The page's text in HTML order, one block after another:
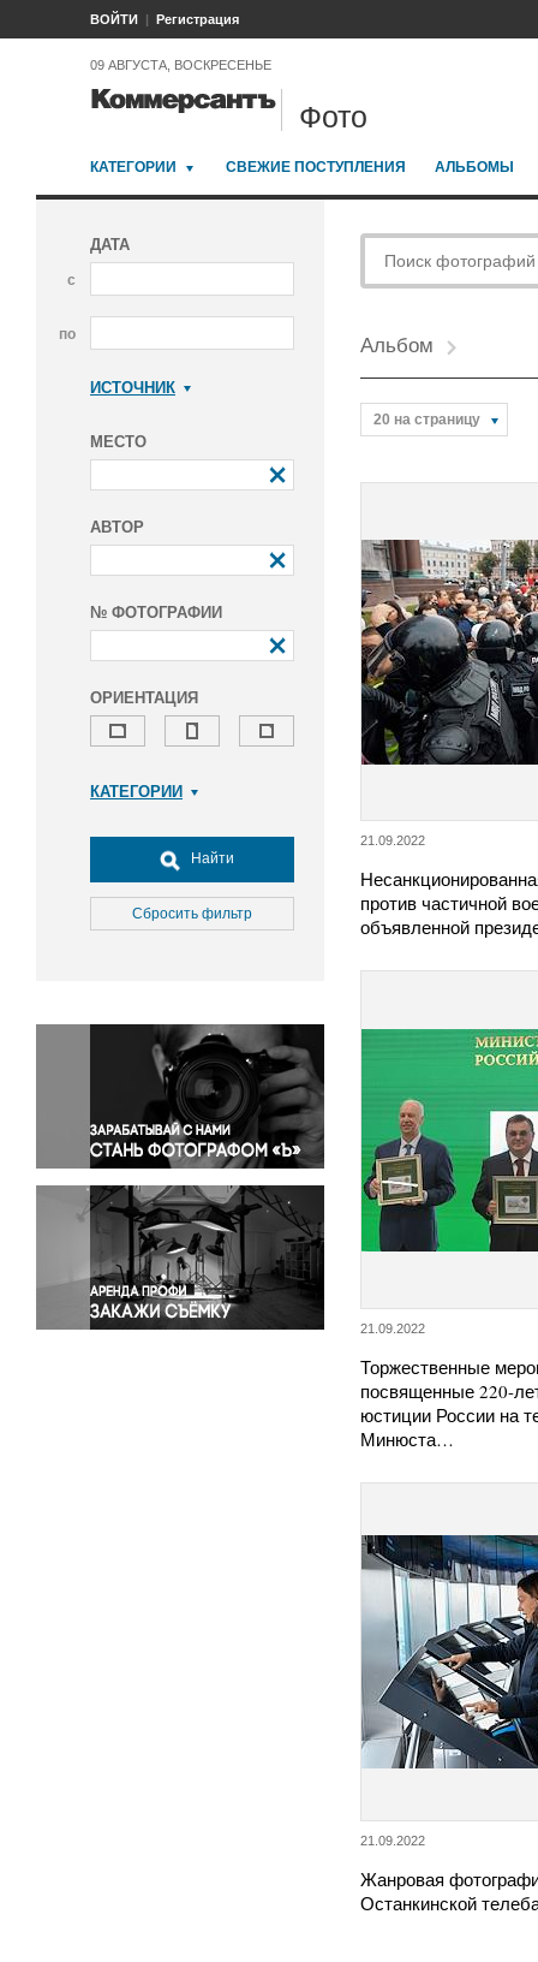
ВОЙТИ Регистрация
09 АВГУСТА, ВОСКРЕСЕНЬЕ
Фото
КАТЕГОРИИ СВЕЖИЕ ПОСТУПЛЕНИЯ АЛЬБОМЫ
ДАТА
с
по
ИСТОЧНИК
МЕСТО
АВТОР
№ ФОТОГРАФИИ
ОРИЕНТАЦИЯ
КАТЕГОРИИ
Досуг, туризм и отдых
Культура
Медицина
Окружающая среда
Политика
Правосудие
Происшествия и конфликты
Религия
Светская жизнь
Спорт
Экология
Экономика и бизнес
Найти
Сбросить фильтр
Альбом
20 на страницу
21.09.2022
против частичной
объявленной
21.09.2022
Торжественные
посвященные 220-
юстиции России на
Минюста…
21.09.2022
Жанровая
Останкинской